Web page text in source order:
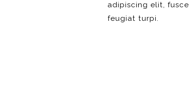
adipiscing elit, fusce
feugiat turpi.